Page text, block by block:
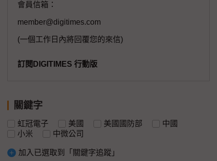
會員信箱：
member@digitimes.com
(一個工作日內將回覆您的來信)
訂閱DIGITIMES 行動版
關鍵字
虹冠電子 美國 美國國防部
中國
小米
中微公司
加入已選取到「關鍵字追蹤」